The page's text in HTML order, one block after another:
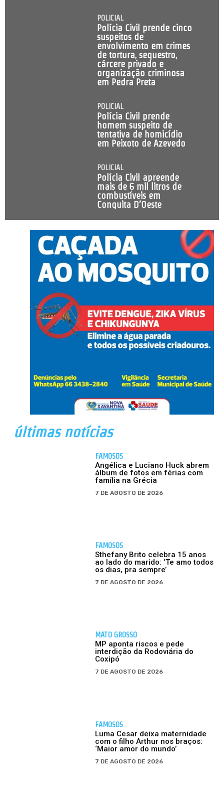
POLICIAL
Polícia Civil prende cinco
suspeitos de
envolvimento em crimes
de tortura, sequestro,
cárcere privado e
organização criminosa
em Pedra Preta
POLICIAL
Polícia Civil prende
homem suspeito de
tentativa de homicídio
em Peixoto de Azevedo
POLICIAL
Polícia Civil apreende
mais de 6 mil litros de
combustíveis em
Conquita D’Oeste
últimas notícias
FAMOSOS
Angélica e Luciano Huck abrem
álbum de fotos em férias com
família na Grécia
7 DE AGOSTO DE 2026
FAMOSOS
Sthefany Brito celebra 15 anos
ao lado do marido: ‘Te amo todos
os dias, pra sempre’
7 DE AGOSTO DE 2026
MATO GROSSO
MP aponta riscos e pede
interdição da Rodoviária do
Coxipó
7 DE AGOSTO DE 2026
FAMOSOS
Luma Cesar deixa maternidade
com o filho Arthur nos braços:
‘Maior amor do mundo’
7 DE AGOSTO DE 2026